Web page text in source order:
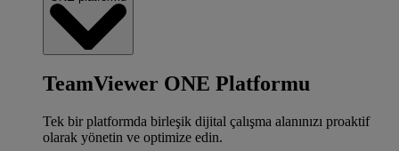
TeamViewer ONE Platformu
Tek bir platformda birleşik dijital çalışma alanınızı proaktif
olarak yönetin ve optimize edin.